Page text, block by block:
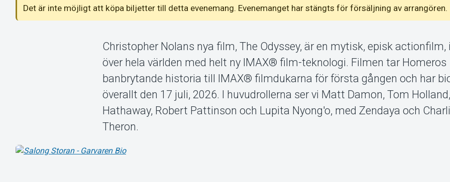
Det är inte möjligt att köpa biljetter till detta evenemang. Evenemanget har stängts för försäljning av arrangören.
Christopher Nolans nya film, The Odyssey, är en mytisk, episk actionfilm,
över hela världen med helt ny IMAX® film-teknologi. Filmen tar Homeros
banbrytande historia till IMAX® filmdukarna för första gången och har
överallt den 17 juli, 2026. I huvudrollerna ser vi Matt Damon, Tom
Hathaway, Robert Pattinson och Lupita Nyong'o, med Zendaya och
Theron.